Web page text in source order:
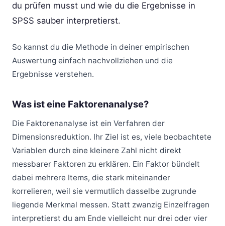
du prüfen musst und wie du die Ergebnisse in
SPSS sauber interpretierst.
So kannst du die Methode in deiner empirischen
Auswertung einfach nachvollziehen und die
Ergebnisse verstehen.
Was ist eine Faktorenanalyse?
Die Faktorenanalyse ist ein Verfahren der
Dimensionsreduktion. Ihr Ziel ist es, viele beobachtete
Variablen durch eine kleinere Zahl nicht direkt
messbarer Faktoren zu erklären. Ein Faktor bündelt
dabei mehrere Items, die stark miteinander
korrelieren, weil sie vermutlich dasselbe zugrunde
liegende Merkmal messen. Statt zwanzig Einzelfragen
interpretierst du am Ende vielleicht nur drei oder vier